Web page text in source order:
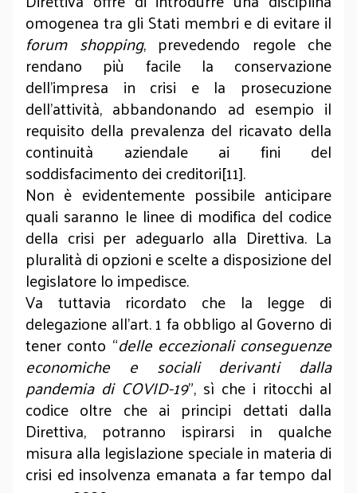
omogenea tra gli Stati membri e di evitare il
forum shopping, prevedendo regole che
rendano più facile la conservazione
dell’impresa in crisi e la prosecuzione
dell’attività, abbandonando ad esempio il
requisito della prevalenza del ricavato della
continuità aziendale ai fini del
soddisfacimento dei creditori[11].
Non è evidentemente possibile anticipare
quali saranno le linee di modifica del codice
della crisi per adeguarlo alla Direttiva. La
pluralità di opzioni e scelte a disposizione del
legislatore lo impedisce.
Va tuttavia ricordato che la legge di
delegazione all’art. 1 fa obbligo al Governo di
tener conto “delle eccezionali conseguenze
economiche e sociali derivanti dalla
pandemia di COVID-19”, sì che i ritocchi al
codice oltre che ai principi dettati dalla
Direttiva, potranno ispirarsi in qualche
misura alla legislazione speciale in materia di
crisi ed insolvenza emanata a far tempo dal